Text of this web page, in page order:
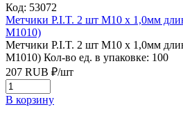
Код: 53072
Метчики P.I.T. 2 шт M10 x 1,0мм
M1010)
Метчики P.I.T. 2 шт M10 x 1,0мм
M1010) Кол-во ед. в упаковке: 100
207 RUB ₽/шт
В корзину